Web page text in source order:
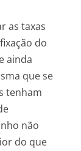
as taxas
do
ainda
que se
tenham
não
do que